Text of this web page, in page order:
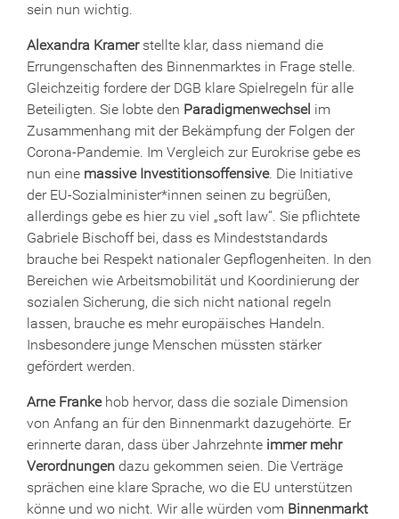
sein nun wichtig.
Alexandra Kramerstellte klar, dass niemand die
Errungenschaften des Binnenmarktes in Frage stelle.
Gleichzeitig fordere der DGB klare Spielregeln für alle
Beteiligten. Sie lobte den Paradigmenwechsel im
Zusammenhang mit der Bekämpfung der Folgen der
Corona-Pandemie. Im Vergleich zur Eurokrise gebe es
nun eine massive Investitionsoffensive. Die Initiative
der EU-Sozialminister*innen seinen zu begrüßen,
allerdings gebe es hier zu viel „soft law“. Sie pflichtete
Gabriele Bischoff bei, dass es Mindeststandards
brauche bei Respekt nationaler Gepflogenheiten. In den
Bereichen wie Arbeitsmobilität und Koordinierung der
sozialen Sicherung, die sich nicht national regeln
lassen, brauche es mehr europäisches Handeln.
Insbesondere junge Menschen müssten stärker
gefördert werden.
Arne Frankehob hervor, dass die soziale Dimension
von Anfang an für den Binnenmarkt dazugehörte. Er
erinnerte daran, dass über Jahrzehnte immer mehr
Verordnungen dazu gekommen seien. Die Verträge
sprächen eine klare Sprache, wo die EU unterstützen
könne und wo nicht. Wir alle würden vom Binnenmarkt